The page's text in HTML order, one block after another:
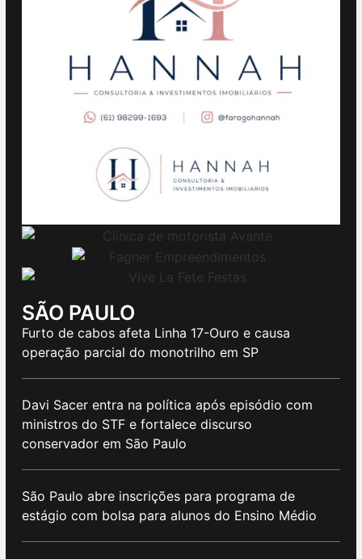
SÃO PAULO
Furto de cabos afeta Linha 17-Ouro e causa
operação parcial do monotrilho em SP
Davi Sacer entra na política após episódio com
ministros do STF e fortalece discurso
conservador em São Paulo
São Paulo abre inscrições para programa de
estágio com bolsa para alunos do Ensino Médio